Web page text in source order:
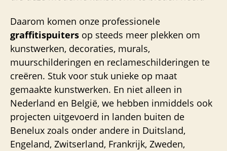
Daarom komen onze professionele
graffitispuiters op steeds meer plekken om
kunstwerken, decoraties, murals,
muurschilderingen en reclameschilderingen te
creëren. Stuk voor stuk unieke op maat
gemaakte kunstwerken. En niet alleen in
Nederland en België, we hebben inmiddels ook
projecten uitgevoerd in landen buiten de
Benelux zoals onder andere in Duitsland,
Engeland, Zwitserland, Frankrijk, Zweden,